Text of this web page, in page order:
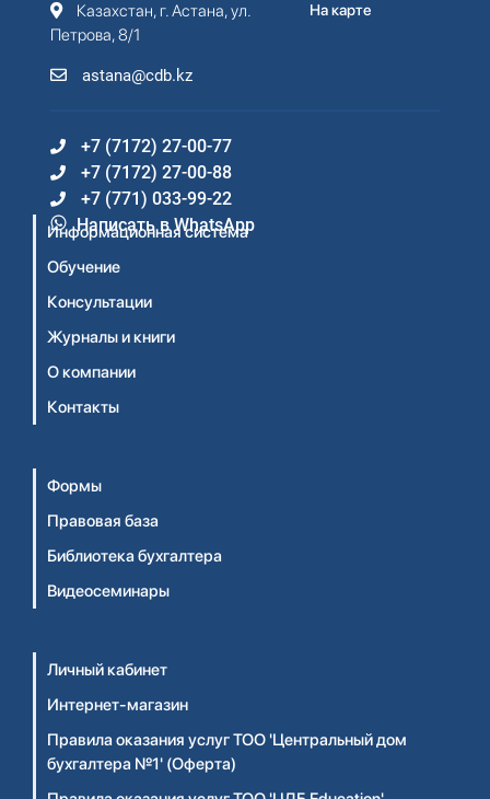
Казахстан, г. Астана, ул.
Петрова, 8/1
astana@cdb.kz
На карте
+7 (7172) 27-00-77
+7 (7172) 27-00-88
+7 (771) 033-99-22
Написать в WhatsApp
Информационная система
Обучение
Консультации
Журналы и книги
О компании
Контакты
Формы
Правовая база
Библиотека бухгалтера
Видеосеминары
Личный кабинет
Интернет-магазин
Правила оказания услуг ТОО 'Центральный дом
бухгалтера №1' (Оферта)